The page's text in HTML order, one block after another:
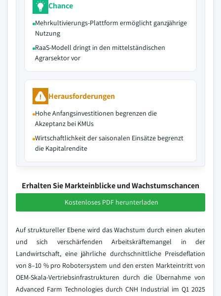
Chance
Mehrkultivierungs-Plattform ermöglicht ganzjährige
Nutzung
RaaS-Modell dringt in den mittelständischen
Agrarsektor vor
Herausforderungen
Hohe Anfangsinvestitionen begrenzen die
Akzeptanz bei KMUs
Wirtschaftlichkeit der saisonalen Einsätze begrenzt
die Kapitalrendite
Erhalten Sie Markteinblicke und Wachstumschancen
Kostenloses PDF herunterladen
Auf struktureller Ebene wird das Wachstum durch einen akuten
und sich verschärfenden Arbeitskräftemangel in der
Landwirtschaft, eine jährliche durchschnittliche Preisdeflation
von 8–10 % pro Robotersystem und den ersten Markteintritt von
OEM-Skala-Vertriebsinfrastrukturen durch die Übernahme von
Advanced Farm Technologies durch CNH Industrial im Q1 2025